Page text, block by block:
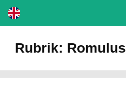
Rubrik: Romulus